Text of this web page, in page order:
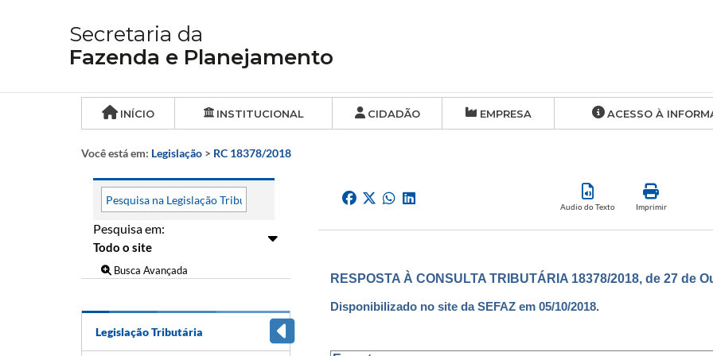
Secretaria da
Fazenda e Planejamento
INÍCIO INSTITUCIONAL CIDADÃO EMPRESA ACESSO À
Você está em: Legislação > RC 18378/2018
Pesquisa em:
Busca Avançada
Legislação Tributária
Audio do Texto Imprimir
RESPOSTA À CONSULTA TRIBUTÁRIA 18378/2018, de 27 de
Disponibilizado no site da SEFAZ em 05/10/2018.